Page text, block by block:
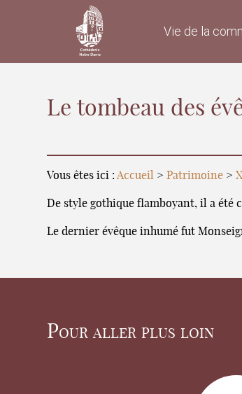
Vie de la
Le tombeau des
Vous êtes ici :Accueil > Patrimoine >
De style gothique flamboyant, il a été
Le dernier évêque inhumé fut
Pour aller plus loin